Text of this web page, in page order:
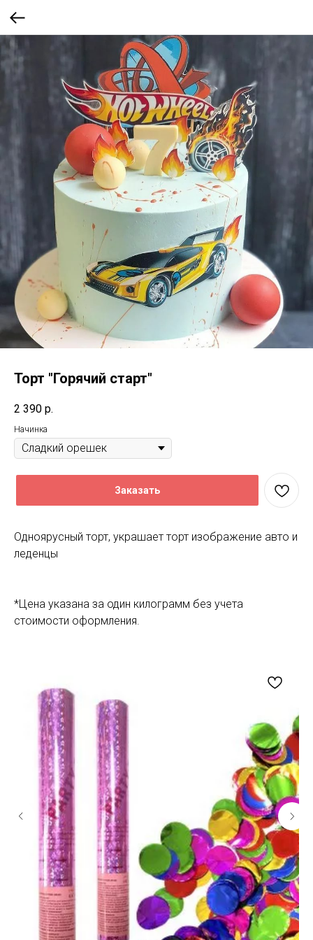
Торт "Горячий старт"
2 390 р.
Начинка
Заказать
Одноярусный торт, украшает торт изображение авто и
леденцы
*Цена указана за один килограмм без учета
стоимости оформления.